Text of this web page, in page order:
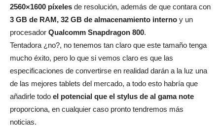
2560×1600 píxeles de resolución, además de que contara con
3 GB de RAM, 32 GB de almacenamiento interno y un
procesador Qualcomm Snapdragon 800.
Tentadora ¿no?, no tenemos tan claro que este tamaño tenga
mucho éxito, pero lo que si vemos claro es que las
especificaciones de convertirse en realidad darán a la luz una
de las mejores tablets del mercado, a todo esto habría que
añadirle todo el potencial que el stylus de al gama note
proporciona, en cualquier caso pronto tendremos más
noticias.